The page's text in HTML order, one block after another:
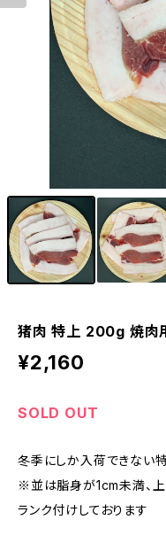
猪肉 特上 200g 焼肉
¥2,160
SOLD OUT
冬季にしか入荷できない
※並は脂身が1cm未満、
ランク付けしております